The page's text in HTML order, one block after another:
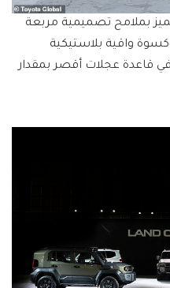
بملامح تصميمية مربعة
واقية بلاستيكية
قاعدة عجلات أقصر بمقدار